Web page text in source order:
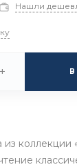
Нашли
+
из